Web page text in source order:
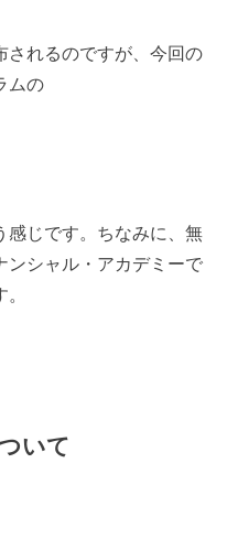
されるのですが、今回の
ムの
感じです。ちなみに、無
ンシャル・アカデミーで
いて